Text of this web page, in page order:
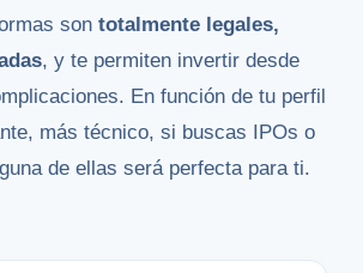
son totalmente legales,
, y te permiten invertir desde
En función de tu perfil
más técnico, si buscas IPOs o
de ellas será perfecta para ti.